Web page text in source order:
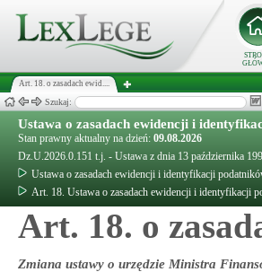
Art. 18. o zasadach ewid....
Szukaj:
Ustawa o zasadach ewidencji i
Stan prawny aktualny na dzień: 09.08.2026
Dz.U.2026.0.151 t.j. - Ustawa z dnia 13 października
Ustawa o zasadach ewidencji i identyfikacji
Art. 18. Ustawa o zasadach ewidencji i identyfikacji
Art. 18. o
Zmiana ustawy o urzędzie Ministra